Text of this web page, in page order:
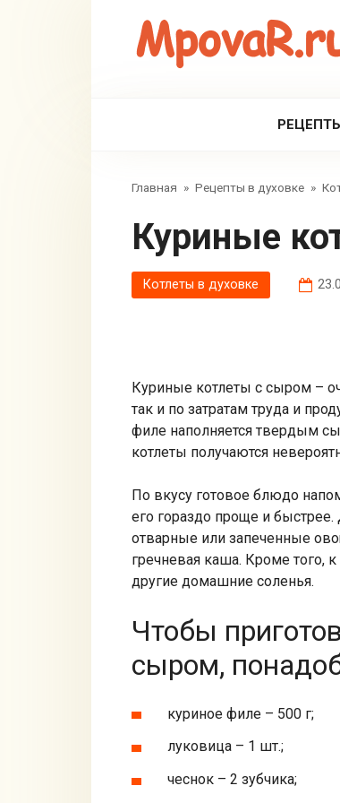
Главная » Рецепты в духовке »
Куриные
Котлеты в духовке
Куриные котлеты с сыром –
так и по затратам труда и
филе наполняется твердым
котлеты получаются
По вкусу готовое блюдо
его гораздо проще и
отварные или запеченные
гречневая каша. Кроме того,
другие домашние соленья.
Чтобы
сыром,
куриное филе – 500 г;
луковица – 1 шт.;
чеснок – 2 зубчика;